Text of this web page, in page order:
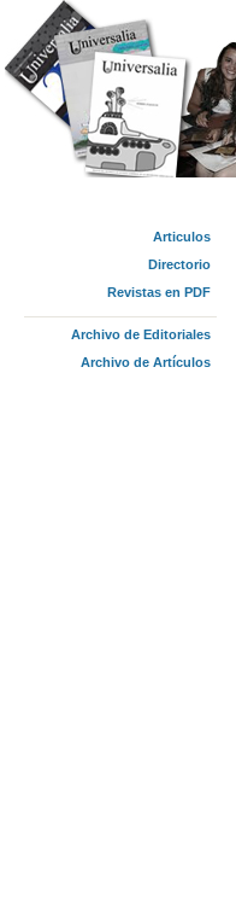
Articulos
Directorio
Revistas en PDF
Archivo de Editoriales
Archivo de Artículos